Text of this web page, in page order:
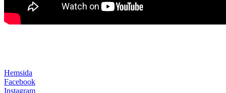
Hemsida
Facebook
Instagram